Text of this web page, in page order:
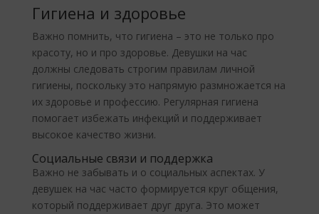
Гигиена и здоровье
Важно помнить, что гигиена – это не только про
красоту, но и про здоровье. Девушки на час
должны следовать строгим правилам личной
гигиены, поскольку это напрямую размножается на
их здоровье и профессию. Регулярная гигиена
помогает избежать инфекций и поддерживает
высокое качество жизни.
Социальные связи и поддержка
Важно не забывать и о социальных аспектах. У
девушек на час часто формируется круг общения,
который поддерживает друг друга. Это может